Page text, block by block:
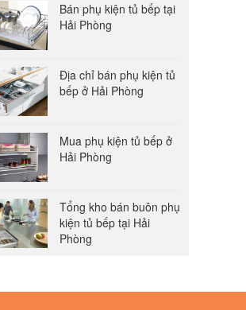
Bán phụ kiện tủ bếp tại
Hải Phòng
Địa chỉ bán phụ kiện tủ
bếp ở Hải Phòng
Mua phụ kiện tủ bếp ở
Hải Phòng
Tổng kho bán buôn phụ
kiện tủ bếp tại Hải
Phòng